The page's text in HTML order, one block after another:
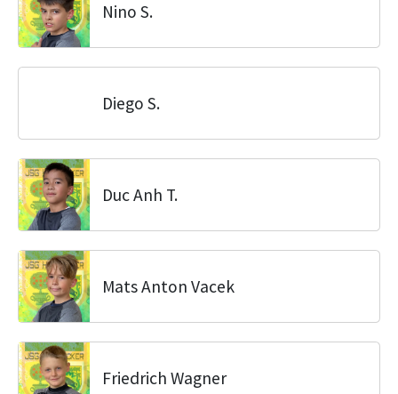
Nino S.
Diego S.
Duc Anh T.
Mats Anton Vacek
Friedrich Wagner